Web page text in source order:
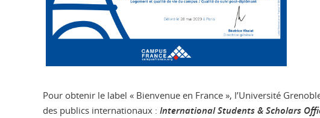
Pour obtenir le label « Bienvenue en France », l’Université
des publics internationaux : International Students & Scholars